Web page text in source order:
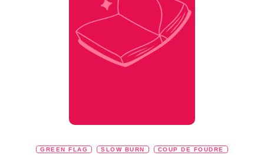
GREEN FLAG SLOW BURN COUP DE FOUDRE